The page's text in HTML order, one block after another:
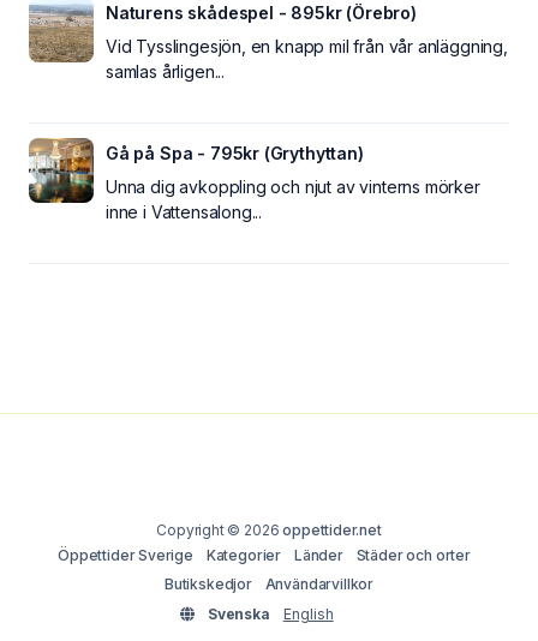
Naturens skådespel - 895kr (Örebro)
Vid Tysslingesjön, en knapp mil från vår anläggning,
samlas årligen...
Gå på Spa - 795kr (Grythyttan)
Unna dig avkoppling och njut av vinterns mörker
inne i Vattensalong...
Copyright © 2026oppettider.net
Öppettider Sverige
Kategorier Länder
Städer och orter
Butikskedjor
Användarvillkor
Svenska
English